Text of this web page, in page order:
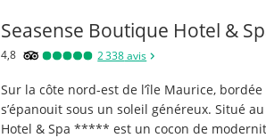
Seasense Boutique Hotel &
4,8 2 338avis
Sur la côte nord-est de l’île Maurice,
s’épanouit sous un soleil généreux. Situé
Hotel & Spa ***** est un cocon de